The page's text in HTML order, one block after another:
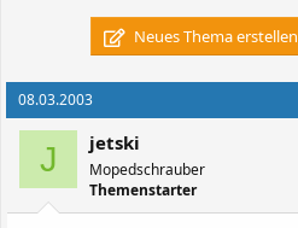
Neues Thema erstellen
08.03.2003
J jetski
Mopedschrauber
Themenstarter